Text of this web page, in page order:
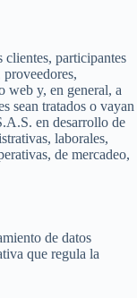
clientes, participantes
web y, en general, a
sean tratados o vayan
en desarrollo de
laborales,
de mercadeo,
de datos
que regula la